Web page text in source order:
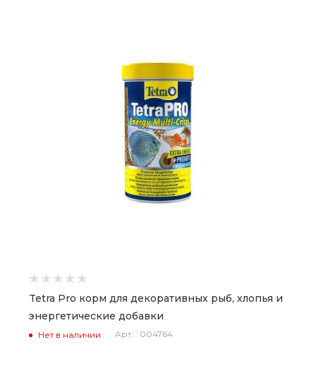
Tetra Pro корм для декоративных рыб, хлопья и
энергетические добавки
Нет в наличии Арт. : 004764